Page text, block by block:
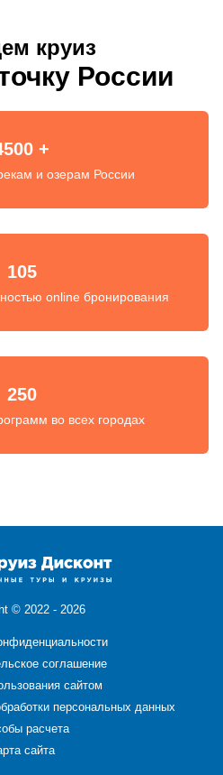
круиз
России
+
и озерам России
105
online бронирования
250
во всех городах
© 2022 - 2026
соглашение
сайтом
персональных данных
расчета
сайта